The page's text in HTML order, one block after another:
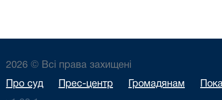
2026 © Всі права захищені
Про суд Прес-центр Громадянам